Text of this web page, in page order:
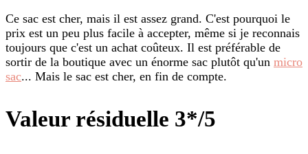
Ce sac est cher, mais il est assez grand. C'est pourquoi le
prix est un peu plus facile à accepter, même si je reconnais
toujours que c'est un achat coûteux. Il est préférable de
sortir de la boutique avec un énorme sac plutôt qu'un micro
sac... Mais le sac est cher, en fin de compte.
Valeur résiduelle 3*/5